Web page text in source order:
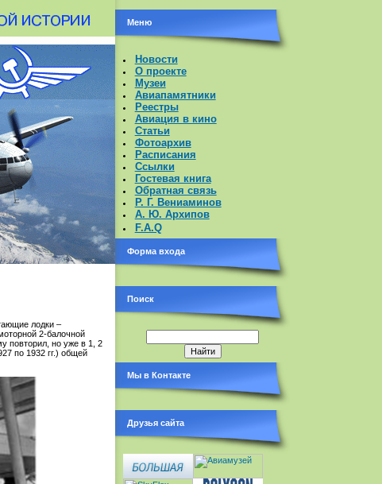
лодки –
2-балочной
повторил, но уже в 1, 2
по 1932 гг.) общей
Меню
Новости
О проекте
Музеи
Авиапамятники
Реестры
Авиация в кино
Статьи
Фотоархив
Расписания
Ссылки
Гостевая книга
Обратная связь
Р. Г. Вениаминов
А. Ю. Архипов
F.A.Q
Форма входа
Поиск
Мы в Контакте
Друзья сайта